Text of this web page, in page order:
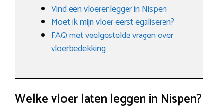
Vind een vloerenlegger in Nispen
Moet ik mijn vloer eerst egaliseren?
FAQ met veelgestelde vragen over
vloerbedekking
Welke vloer laten leggen in Nispen?